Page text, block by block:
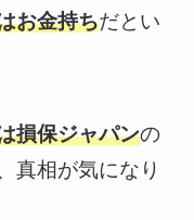
お金持ちだとい
損保ジャパンの
真相が気になり